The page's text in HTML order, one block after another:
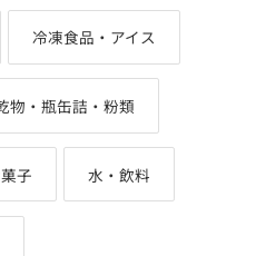
冷凍食品・アイス
物・瓶缶詰・粉類
子 水・飲料